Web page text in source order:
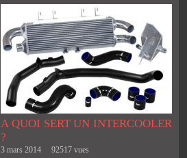
A QUOI SERT UN INTERCOOLER
?
3 mars 2014 92517 vues